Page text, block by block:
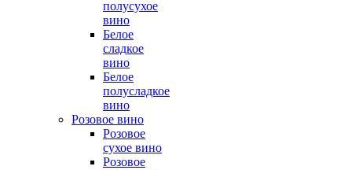
полусухое
вино
Белое
сладкое
вино
Белое
полусладкое
вино
Розовое вино
Розовое
сухое вино
Розовое